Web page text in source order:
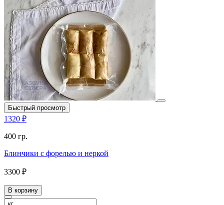
Быстрый просмотр
1320 ₽
400 гр.
Блинчики с форелью и неркой
3300 ₽
В корзину